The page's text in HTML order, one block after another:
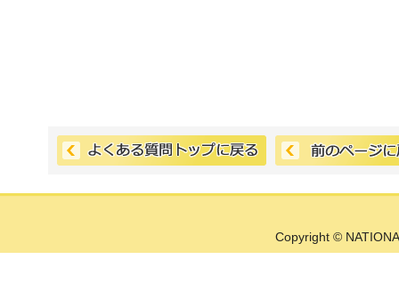
Copyright ©